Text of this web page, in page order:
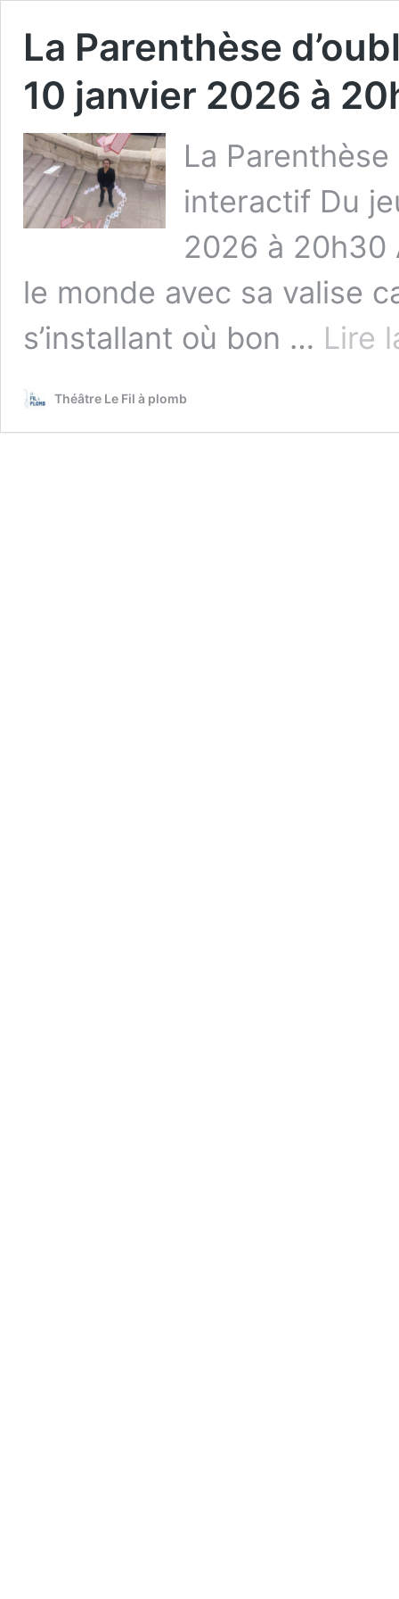
La Parenthèse
10 janvier 2026 à
La
interactif Du
2026 à 20h30
le monde avec sa valise
s’installant où bon … Lire
Théâtre Le Fil à plomb